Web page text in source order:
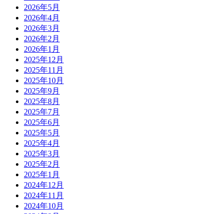
2026年5月
2026年4月
2026年3月
2026年2月
2026年1月
2025年12月
2025年11月
2025年10月
2025年9月
2025年8月
2025年7月
2025年6月
2025年5月
2025年4月
2025年3月
2025年2月
2025年1月
2024年12月
2024年11月
2024年10月